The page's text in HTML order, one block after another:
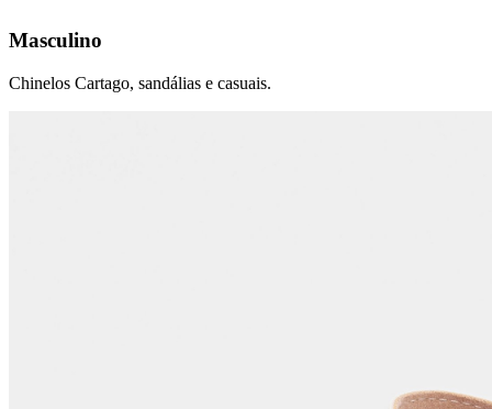
Masculino
Chinelos Cartago, sandálias e casuais.